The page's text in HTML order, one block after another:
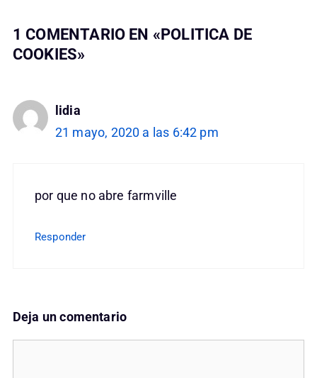
1 COMENTARIO EN «POLITICA DE
COOKIES»
lidia
21 mayo, 2020 a las 6:42 pm
por que no abre farmville
Responder
Deja un comentario